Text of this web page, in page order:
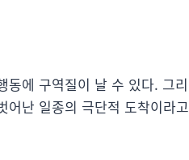
동에 구역질이 날 수 있다. 그리
어난 일종의 극단적 도착이라고